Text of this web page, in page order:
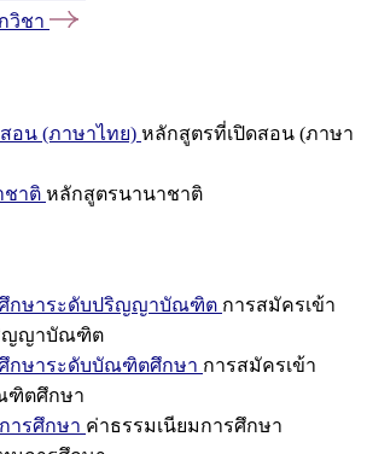
วิชา
อน (ภาษาไทย) หลักสูตรที่เปิดสอน (ภาษา
ชาติ หลักสูตรนานาชาติ
ศึกษาระดับปริญญาบัณฑิต การสมัครเข้า
ญญาบัณฑิต
กษาระดับบัณฑิตศึกษา การสมัครเข้า
ฑิตศึกษา
ารศึกษา ค่าธรรมเนียมการศึกษา